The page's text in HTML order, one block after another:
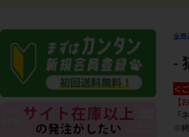
全商
＜
【
「
※終